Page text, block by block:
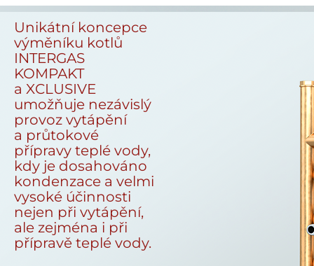
Unikátní koncepce
výměníku kotlů
INTERGAS
KOMPAKT
a XCLUSIVE
umožňuje nezávislý
provoz vytápění
a průtokové
přípravy teplé vody,
kdy je dosahováno
kondenzace a velmi
vysoké účinnosti
nejen při vytápění,
ale zejména i při
přípravě teplé vody.